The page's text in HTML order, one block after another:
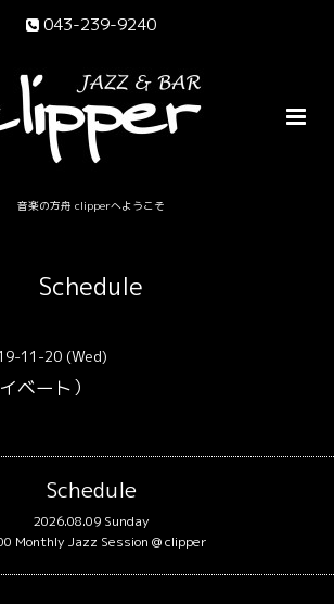
043-239-9240
音楽の方舟 clipperへようこそ
Schedule
11-20 (Wed)
ベート）
Schedule
2026.08.09 Sunday
Monthly Jazz Session @ clipper